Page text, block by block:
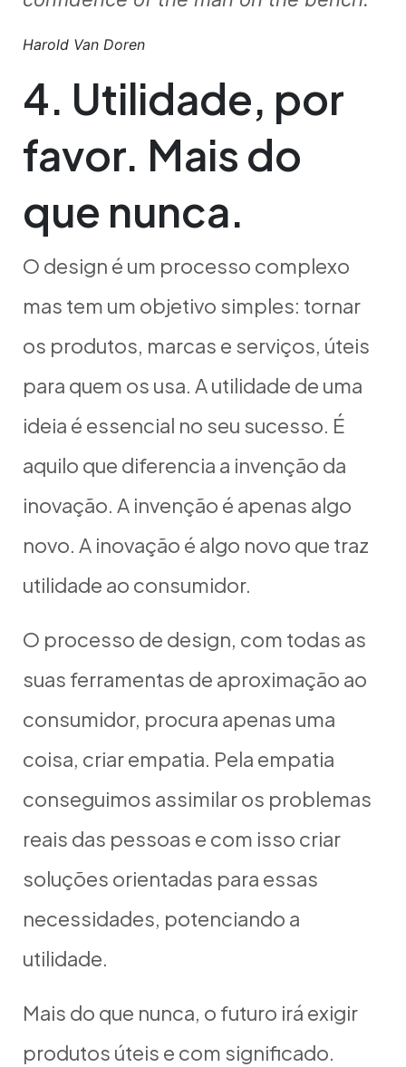
Harold Van Doren
4. Utilidade, por
favor. Mais do
que nunca.
O design é um processo complexo
mas tem um objetivo simples: tornar
os produtos, marcas e serviços, úteis
para quem os usa. A utilidade de uma
ideia é essencial no seu sucesso. É
aquilo que diferencia a invenção da
inovação. A invenção é apenas algo
novo. A inovação é algo novo que traz
utilidade ao consumidor.
O processo de design, com todas as
suas ferramentas de aproximação ao
consumidor, procura apenas uma
coisa, criar empatia. Pela empatia
conseguimos assimilar os problemas
reais das pessoas e com isso criar
soluções orientadas para essas
necessidades, potenciando a
utilidade.
Mais do que nunca, o futuro irá exigir
produtos úteis e com significado.